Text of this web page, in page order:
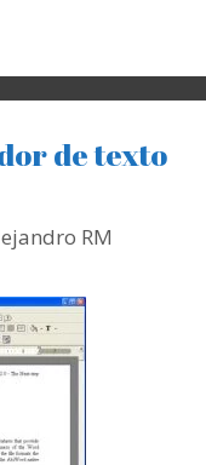
de texto
RM